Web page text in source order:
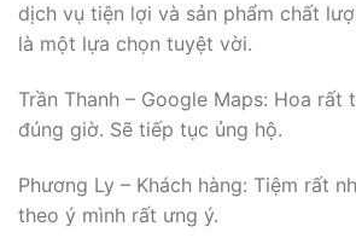
dịch vụ tiện lợi và sản phẩm chất
là một lựa chọn tuyệt vời.
Trần Thanh – Google Maps: Hoa rất
đúng giờ. Sẽ tiếp tục ủng hộ.
Phương Ly – Khách hàng: Tiệm rất
theo ý mình rất ưng ý.